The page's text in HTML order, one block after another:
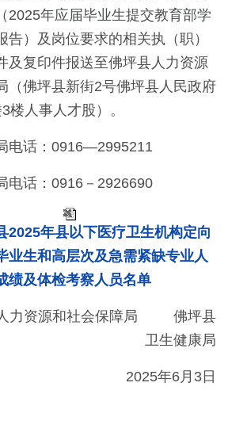
2025年应届毕业生提交教育部学
告）及岗位要求的相关执（职）
及复印件报送至佛坪县人力资源
（佛坪县新街2号佛坪县人民政府
楼人事人才股）。
电话：0916—2995211
电话：0916－2926690
2025年县以下医疗卫生机构定向
业生和高层次及急需紧缺专业人
绩及体检考察人员名单
力资源和社会保障局 佛坪县
卫生健康局
2025年6月3日